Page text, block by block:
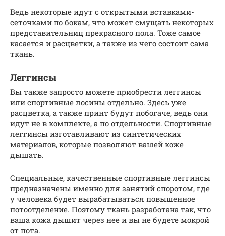
Ведь некоторые идут с открытыми вставками-
сеточками по бокам, что может смущать некоторых
представительниц прекрасного пола. Тоже самое
касается и расцветки, а также из чего состоит сама
ткань.
Леггинсы
Вы также запросто можете приобрести леггинсы
или спортивные лосины отдельно. Здесь уже
расцветка, а также принт будут побогаче, ведь они
идут не в комплекте, а по отдельности. Спортивные
леггинсы изготавливают из синтетических
материалов, которые позволяют вашей коже
дышать.
Специальные, качественные спортивные леггинсы
предназначены именно для занятий споротом, где
у человека будет вырабатываться повышенное
потоотделение. Поэтому ткань разработана так, что
ваша кожа дышит через нее и вы не будете мокрой
от пота.